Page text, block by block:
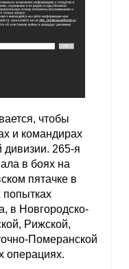
чтобы
и командирах
дивизии. 265-я
в боях на
пятачке в
попытках
в Новгородско-
Рижской,
Померанской
операциях.